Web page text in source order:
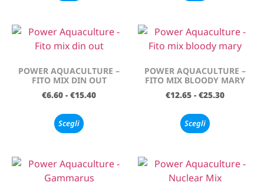
POWER AQUACULTURE –
FITO MIX DIN OUT
€6.60 - €15.40
Scegli
POWER AQUACULTURE –
FITO MIX BLOODY MARY
€12.65 - €25.30
Scegli